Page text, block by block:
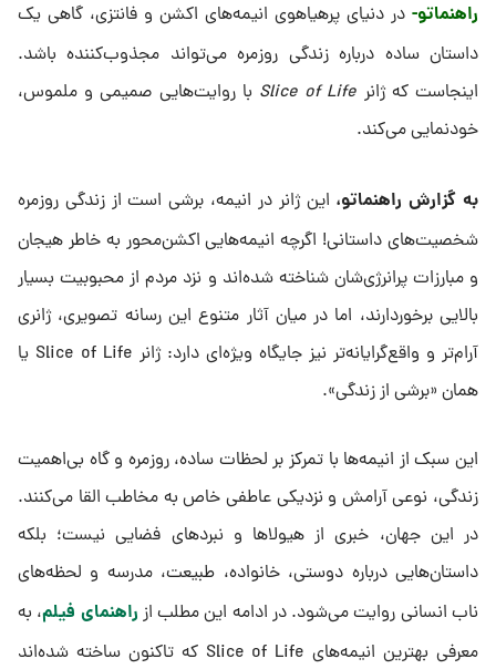
راهنماتو- در دنیای پرهیاهوی انیمه‌های اکشن و فانتزی، گاهی یک
داستان ساده درباره زندگی روزمره می‌تواند مجذوب‌کننده باشد.
اینجاست که ژانر Slice of Life با روایت‌هایی صمیمی و ملموس،
خودنمایی می‌کند.
به گزارش راهنماتو، این ژانر در انیمه، برشی است از زندگی روزمره
شخصیت‌های داستانی! اگرچه انیمه‌هایی اکشن‌محور به خاطر هیجان
و مبارزات پرانرژی‌شان شناخته شده‌اند و نزد مردم از محبوبیت بسیار
بالایی برخوردارند، اما در میان آثار متنوع این رسانه تصویری، ژانری
آرام‌تر و واقع‌گرایانه‌تر نیز جایگاه ویژه‌ای دارد: ژانر Slice of Life یا
همان «برشی از زندگی».
این سبک از انیمه‌ها با تمرکز بر لحظات ساده، روزمره و گاه بی‌اهمیت
زندگی، نوعی آرامش و نزدیکی عاطفی خاص به مخاطب القا می‌کنند.
در این جهان، خبری از هیولاها و نبردهای فضایی نیست؛ بلکه
داستان‌هایی درباره دوستی، خانواده، طبیعت، مدرسه و لحظه‌های
ناب انسانی روایت می‌شود. در ادامه این مطلب از راهنمای فیلم، به
معرفی بهترین انیمه‌های Slice of Life که تاکنون ساخته شده‌اند